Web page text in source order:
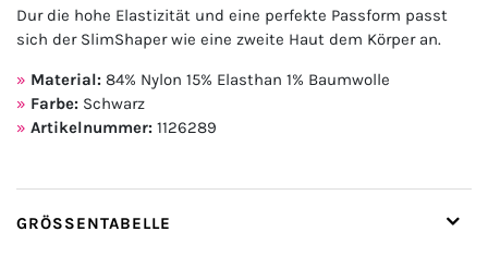
Dur die hohe Elastizität und eine perfekte Passform passt
sich der SlimShaper wie eine zweite Haut dem Körper an.
Material: 84% Nylon 15% Elasthan 1% Baumwolle
Farbe: Schwarz
Artikelnummer: 1126289
GRÖSSENTABELLE